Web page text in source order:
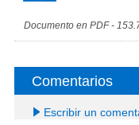
Documento en PDF -
Comentarios
Escribir un